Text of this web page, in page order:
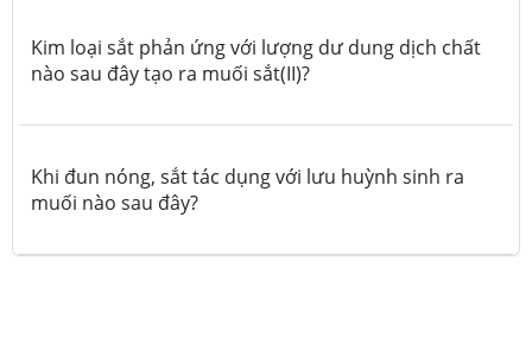
Kim loại sắt phản ứng với lượng dư dung dịch chất
nào sau đây tạo ra muối sắt(II)?
Khi đun nóng, sắt tác dụng với lưu huỳnh sinh ra
muối nào sau đây?